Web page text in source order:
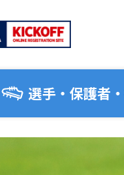
選手・保護者